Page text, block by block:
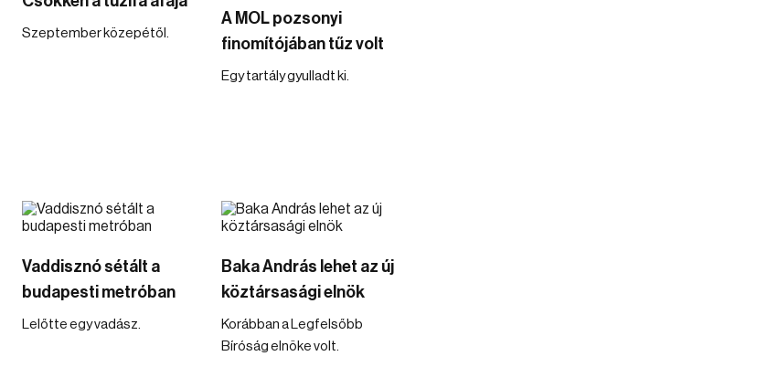
Szeptember közepétől.
A MOL pozsonyi
finomítójában tűz volt
Egy tartály gyulladt ki.
Vaddisznó sétált a
budapesti metróban
Lelőtte egy vadász.
Baka András lehet az új
köztársasági elnök
Korábban a Legfelsőbb
Bíróság elnöke volt.